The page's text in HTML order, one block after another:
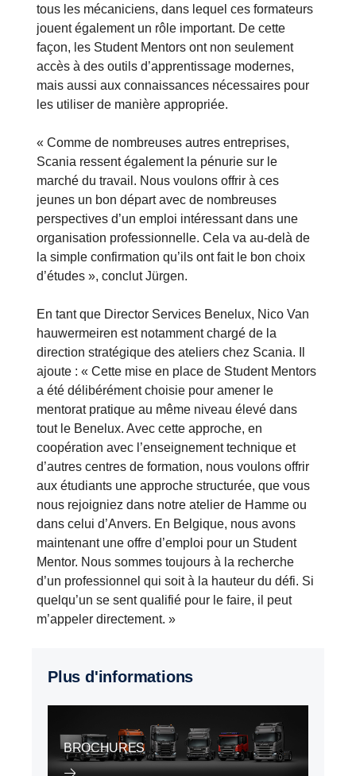
tous les mécaniciens, dans lequel ces formateurs
jouent également un rôle important. De cette
façon, les Student Mentors ont non seulement
accès à des outils d’apprentissage modernes,
mais aussi aux connaissances nécessaires pour
les utiliser de manière appropriée.
« Comme de nombreuses autres entreprises,
Scania ressent également la pénurie sur le
marché du travail. Nous voulons offrir à ces
jeunes un bon départ avec de nombreuses
perspectives d’un emploi intéressant dans une
organisation professionnelle. Cela va au-delà de
la simple confirmation qu’ils ont fait le bon choix
d’études », conclut Jürgen.
En tant que Director Services Benelux, Nico Van
hauwermeiren est notamment chargé de la
direction stratégique des ateliers chez Scania. Il
ajoute : « Cette mise en place de Student Mentors
a été délibérément choisie pour amener le
mentorat pratique au même niveau élevé dans
tout le Benelux. Avec cette approche, en
coopération avec l’enseignement technique et
d’autres centres de formation, nous voulons offrir
aux étudiants une approche structurée, que vous
nous rejoigniez dans notre atelier de Hamme ou
dans celui d’Anvers. En Belgique, nous avons
maintenant une offre d’emploi pour un Student
Mentor. Nous sommes toujours à la recherche
d’un professionnel qui soit à la hauteur du défi. Si
quelqu’un se sent qualifié pour le faire, il peut
m’appeler directement. »
Plus d'informations
BROCHURES